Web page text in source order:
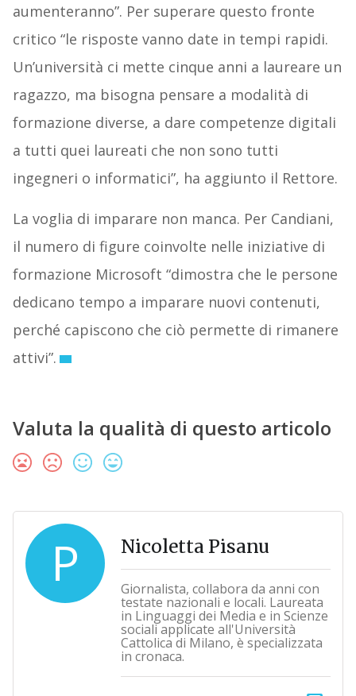
aumenteranno”. Per superare questo fronte
critico “le risposte vanno date in tempi rapidi.
Un’università ci mette cinque anni a laureare un
ragazzo, ma bisogna pensare a modalità di
formazione diverse, a dare competenze digitali
a tutti quei laureati che non sono tutti
ingegneri o informatici”, ha aggiunto il Rettore.
La voglia di imparare non manca. Per Candiani,
il numero di figure coinvolte nelle iniziative di
formazione Microsoft “dimostra che le persone
dedicano tempo a imparare nuovi contenuti,
perché capiscono che ciò permette di rimanere
attivi”.
Valuta la qualità di questo articolo
P Nicoletta Pisanu
Giornalista, collabora da anni con
testate nazionali e locali. Laureata
in Linguaggi dei Media e in Scienze
sociali applicate all'Università
Cattolica di Milano, è specializzata
in cronaca.